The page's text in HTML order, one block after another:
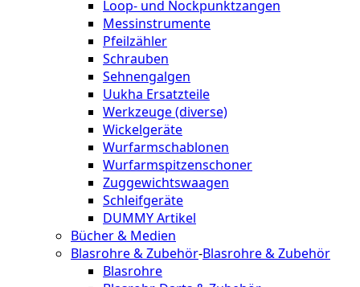
Loop- und Nockpunktzangen
Messinstrumente
Pfeilzähler
Schrauben
Sehnengalgen
Uukha Ersatzteile
Werkzeuge (diverse)
Wickelgeräte
Wurfarmschablonen
Wurfarmspitzenschoner
Zuggewichtswaagen
Schleifgeräte
DUMMY Artikel
Bücher & Medien
Blasrohre & Zubehör-Blasrohre & Zubehör
Blasrohre